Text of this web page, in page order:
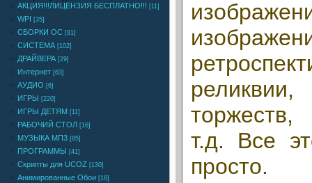
АКЦИЯ!!!ЛИЦЕНЗИЯ БЕСПЛАТНО!!! [11]
WPI [35]
СБОРКИ ОС [91]
СИСТЕМА [102]
ДРАЙВЕРА [29]
Интернет [63]
АУДИО [6]
ИГРЫ [220]
ИГРЫ ДЕТЯМ [11]
РАБОЧИЙ СТОЛ [16]
МУЗЫКА МП3 [85]
ПРОГРАММЫ [41]
Скрипты для UCOZ [130]
Анимированные Обои [18]
т.д. Все
просто.